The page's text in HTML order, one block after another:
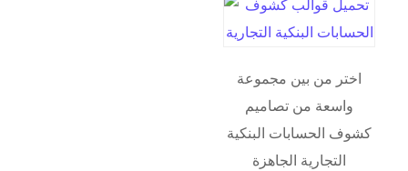
اختر من بين مجموعة
واسعة من تصاميم
كشوف الحسابات البنكية
التجارية الجاهزة